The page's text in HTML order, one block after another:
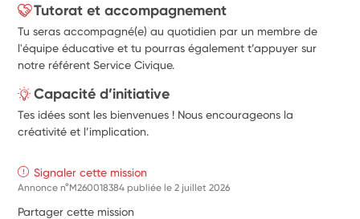
Tutorat et accompagnement
Tu seras accompagné(e) au quotidien par un membre de
l'équipe éducative et tu pourras également t’appuyer sur
notre référent Service Civique.
Capacité d’initiative
Tes idées sont les bienvenues ! Nous encourageons la
créativité et l’implication.
Signaler cette mission
Annonce n°M260018384 publiée le2 juillet 2026
Partager cette mission